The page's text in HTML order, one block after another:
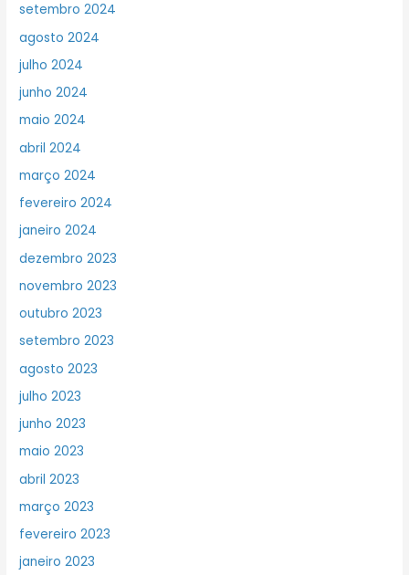
setembro 2024
agosto 2024
julho 2024
junho 2024
maio 2024
abril 2024
março 2024
fevereiro 2024
janeiro 2024
dezembro 2023
novembro 2023
outubro 2023
setembro 2023
agosto 2023
julho 2023
junho 2023
maio 2023
abril 2023
março 2023
fevereiro 2023
janeiro 2023